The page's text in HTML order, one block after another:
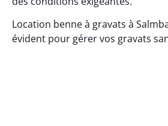
Location benne à gravats à
évident pour gérer vos gravats